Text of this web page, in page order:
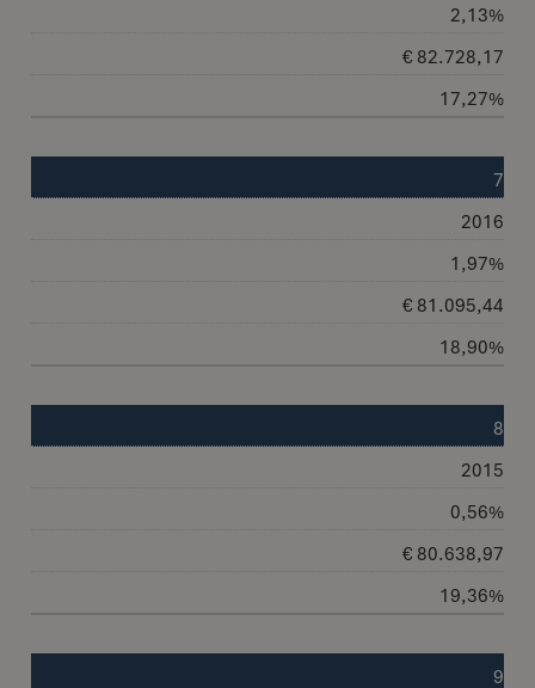
2,13%
€ 82.728,17
17,27%
7
2016
1,97%
€ 81.095,44
18,90%
8
2015
0,56%
€ 80.638,97
19,36%
9